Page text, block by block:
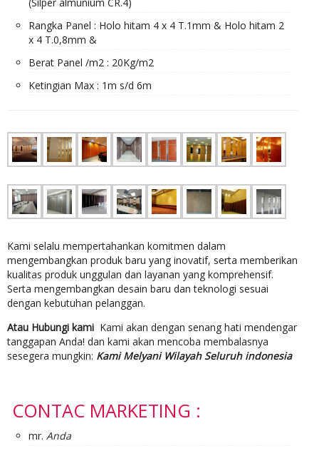
Rangka Panel : Holo hitam 4 x 4 T.1mm & Holo hitam 2
x 4 T.0,8mm &
Berat Panel /m2 : 20Kg/m2
Ketingian Max : 1m s/d 6m
Kami selalu mempertahankan komitmen dalam
mengembangkan produk baru yang inovatif, serta memberikan
kualitas produk unggulan dan layanan yang komprehensif.
Serta mengembangkan desain baru dan teknologi sesuai
dengan kebutuhan pelanggan.
Atau Hubungi kami Kami akan dengan senang hati mendengar
tanggapan Anda! dan kami akan mencoba membalasnya
sesegera mungkin: Kami Melyani Wilayah Seluruh indonesia
CONTAC MARKETING :
mr. Anda